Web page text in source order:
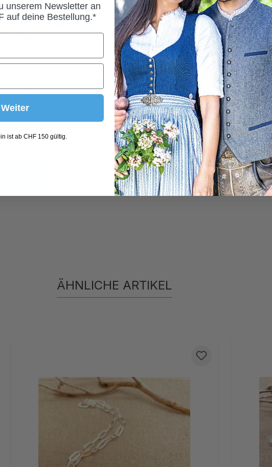
MÜNZLI SILBER TRACHTENTASCHE FLORA ECRU
49,00 CHF*
In den Warenkorb
ÄHNLICHE ARTIKEL
unserem Newsletter an
auf deine Bestellung.*
Weiter
ist ab CHF 150 gültig.